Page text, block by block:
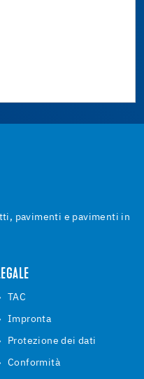
pavimenti e pavimenti in
TAC
Impronta
Protezione dei dati
Conformità